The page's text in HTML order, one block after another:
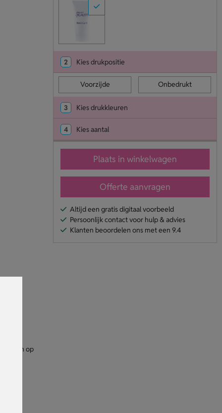
staan op
2 Kies drukpositie
Voorzijde Onbedrukt
3 Kies drukkleuren
4 Kies aantal
Plaats in winkelwagen
Offerte aanvragen
Altijd een gratis digitaal voorbeeld
Persoonlijk contact voor hulp & advies
Klanten beoordelen ons met een 9.4